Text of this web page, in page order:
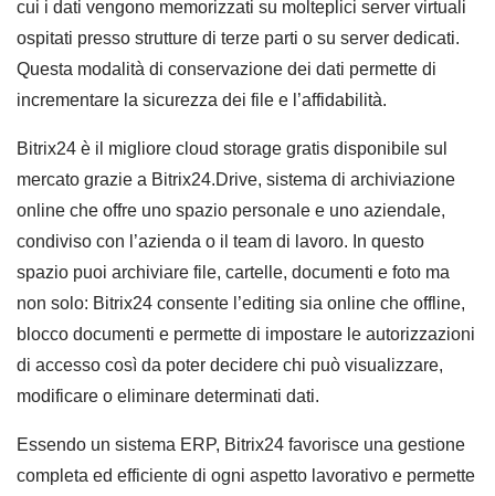
cui i dati vengono memorizzati su molteplici server virtuali
ospitati presso strutture di terze parti o su server dedicati.
Questa modalità di conservazione dei dati permette di
incrementare la sicurezza dei file e l’affidabilità.
Bitrix24 è il migliore cloud storage gratis disponibile sul
mercato grazie a Bitrix24.Drive, sistema di archiviazione
online che offre uno spazio personale e uno aziendale,
condiviso con l’azienda o il team di lavoro. In questo
spazio puoi archiviare file, cartelle, documenti e foto ma
non solo: Bitrix24 consente l’editing sia online che offline,
blocco documenti e permette di impostare le autorizzazioni
di accesso così da poter decidere chi può visualizzare,
modificare o eliminare determinati dati.
Essendo un sistema ERP, Bitrix24 favorisce una gestione
completa ed efficiente di ogni aspetto lavorativo e permette